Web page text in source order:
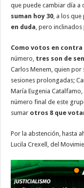
que puede cambiar día a
suman hoy 30, a los que
en duda, pero
Como votos en
número, tres son de
Carlos Menem, quien por
sesiones prolongadas;
María Eugenia Catalfamo,
número final de este
sumar otros 8 que
Por la abstención, hasta
Lucila Crexell, del